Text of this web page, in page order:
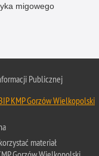
migowego
Publicznej
KMP Gorzów Wielkopolski
materiał